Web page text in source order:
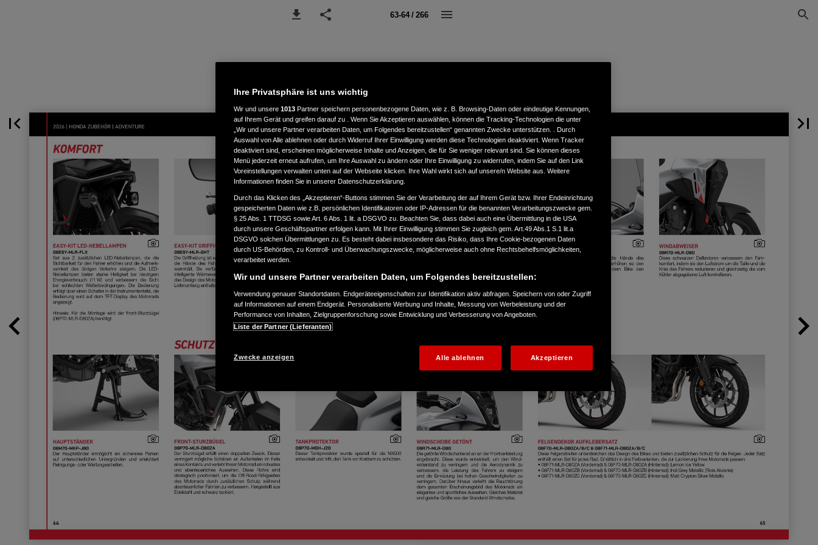
63-64 / 266
Ihre Privatsphäre ist uns wichtig
Wir und unsere 1013 Partner speichern personenbezogene Daten, wie z. B. Browsing-Daten oder eindeutige Kennungen,
auf Ihrem Gerät und greifen darauf zu . Wenn Sie Akzeptieren auswählen, können die Tracking-Technologien die unter
„Wir und unsere Partner verarbeiten Daten, um Folgendes bereitzustellen“ genannten Zwecke unterstützen. . Durch
Auswahl von Alle ablehnen oder durch Widerruf Ihrer Einwilligung werden diese Technologien deaktiviert. Wenn Tracker
deaktiviert sind, erscheinen möglicherweise Inhalte und Anzeigen, die für Sie weniger relevant sind. Sie können dieses
Menü jederzeit erneut aufrufen, um Ihre Auswahl zu ändern oder Ihre Einwilligung zu widerrufen, indem Sie auf den Link
Voreinstellungen verwalten unten auf der Webseite klicken. Ihre Wahl wirkt sich auf unsere/n Website aus. Weitere
Informationen finden Sie in unserer Datenschutzerklärung.
Durch das Klicken des „Akzeptieren“-Buttons stimmen Sie der Verarbeitung der auf Ihrem Gerät bzw. Ihrer Endeinrichtung
gespeicherten Daten wie z.B. persönlichen Identifikatoren oder IP-Adressen für die benannten Verarbeitungszwecke gem.
§ 25 Abs. 1 TTDSG sowie Art. 6 Abs. 1 lit. a DSGVO zu. Beachten Sie, dass dabei auch eine Übermittlung in die USA
durch unsere Geschäftspartner erfolgen kann. Mit Ihrer Einwilligung stimmen Sie zugleich gem. Art.49 Abs.1 S.1 lit.a
DSGVO solchen Übermittlungen zu. Es besteht dabei insbesondere das Risiko, dass Ihre Cookie-bezogenen Daten
durch US-Behörden, zu Kontroll- und Überwachungszwecke, möglicherweise auch ohne Rechtsbehelfsmöglichkeiten,
verarbeitet werden.
Wir und unsere Partner verarbeiten Daten, um Folgendes bereitzustellen:
Verwendung genauer Standortdaten. Endgeräteeigenschaften zur Identifikation aktiv abfragen. Speichern von oder Zugriff
auf Informationen auf einem Endgerät. Personalisierte Werbung und Inhalte, Messung von Werbeleistung und der
Performance von Inhalten, Zielgruppenforschung sowie Entwicklung und Verbesserung von Angeboten.
Liste der Partner (Lieferanten)
Zwecke anzeigen Alle ablehnen Akzeptieren